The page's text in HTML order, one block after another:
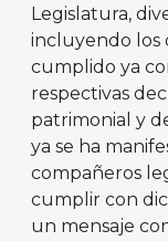
Legislatura,
incluyendo los
cumplido ya
respectivas
patrimonial y
ya se ha
compañeros
cumplir con
un mensaje